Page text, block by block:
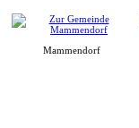
Mammendorf